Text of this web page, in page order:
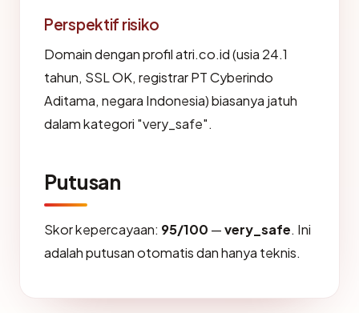
Perspektif risiko
Domain dengan profil atri.co.id (usia 24.1
tahun, SSL OK, registrar PT Cyberindo
Aditama, negara Indonesia) biasanya jatuh
dalam kategori "very_safe".
Putusan
Skor kepercayaan: 95/100 —very_safe. Ini
adalah putusan otomatis dan hanya teknis.